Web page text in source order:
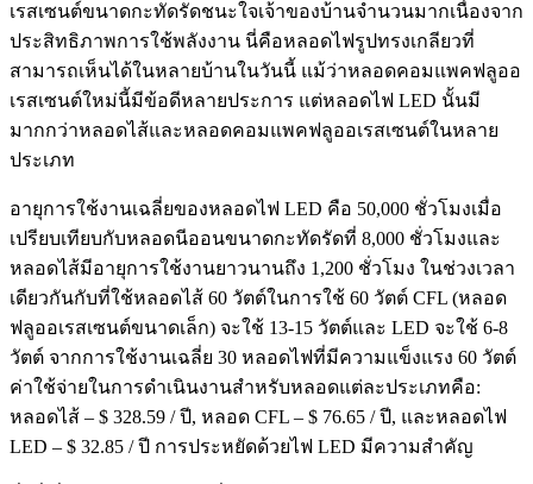
เรสเซนต์ขนาดกะทัดรัดชนะใจเจ้าของบ้านจำนวนมากเนื่องจาก
ประสิทธิภาพการใช้พลังงาน นี่คือหลอดไฟรูปทรงเกลียวที่
สามารถเห็นได้ในหลายบ้านในวันนี้ แม้ว่าหลอดคอมแพคฟลูออ
เรสเซนต์ใหม่นี้มีข้อดีหลายประการ แต่หลอดไฟ LED นั้นมี
มากกว่าหลอดไส้และหลอดคอมแพคฟลูออเรสเซนต์ในหลาย
ประเภท
อายุการใช้งานเฉลี่ยของหลอดไฟ LED คือ 50,000 ชั่วโมงเมื่อ
เปรียบเทียบกับหลอดนีออนขนาดกะทัดรัดที่ 8,000 ชั่วโมงและ
หลอดไส้มีอายุการใช้งานยาวนานถึง 1,200 ชั่วโมง ในช่วงเวลา
เดียวกันกับที่ใช้หลอดไส้ 60 วัตต์ในการใช้ 60 วัตต์ CFL (หลอด
ฟลูออเรสเซนต์ขนาดเล็ก) จะใช้ 13-15 วัตต์และ LED จะใช้ 6-8
วัตต์ จากการใช้งานเฉลี่ย 30 หลอดไฟที่มีความแข็งแรง 60 วัตต์
ค่าใช้จ่ายในการดำเนินงานสำหรับหลอดแต่ละประเภทคือ:
หลอดไส้ – $ 328.59 / ปี, หลอด CFL – $ 76.65 / ปี, และหลอดไฟ
LED – $ 32.85 / ปี การประหยัดด้วยไฟ LED มีความสำคัญ